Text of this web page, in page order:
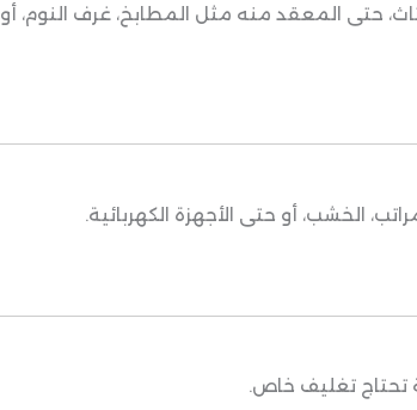
حتى المعقد منه مثل المطابخ، غرف النوم، أو
الخشب، أو حتى الأجهزة الكهربائية.
تحتاج تغليف خاص.